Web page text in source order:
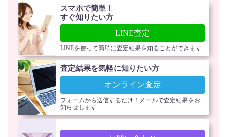
スマホで簡単！
すぐ知りたい方
LINE査定
LINEを使って簡単に査定結果を知ることができます
査定結果を気軽に知りたい方
オンライン査定
フォームから送信するだけ！メールで査定結果をお
知らせします